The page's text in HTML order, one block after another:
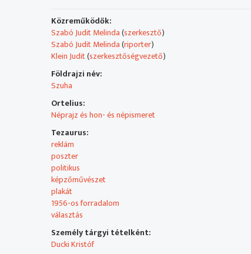
Közreműködők:
Szabó Judit Melinda(szerkesztő)
Szabó Judit Melinda(riporter)
Klein Judit(szerkesztőségvezető)
Földrajzi név:
Szuha
Ortelius:
Néprajz és hon- és népismeret
Tezaurus:
reklám
poszter
politikus
képzőművészet
plakát
1956-os forradalom
választás
Személy tárgyi tételként:
Ducki Kristóf